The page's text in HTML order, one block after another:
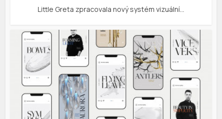
Little Greta zpracovala nový systém vizuální…